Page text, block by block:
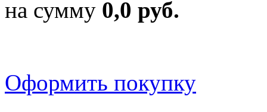
на сумму 0,0 руб.
Оформить покупку